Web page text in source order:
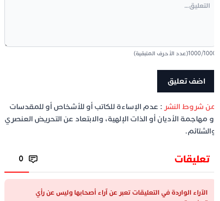
/
1000(عدد الأحرف المتبقية)
شروط النشر: عدم الإساءة للكاتب أو للأشخاص أو للمقدسات
مهاجمة الأديان أو الذات الإلهية، والابتعاد عن التحريض العنصري
تعليقات 0
الآراء الواردة في التعليقات تعبر عن آراء أصحابها وليس عن رأي